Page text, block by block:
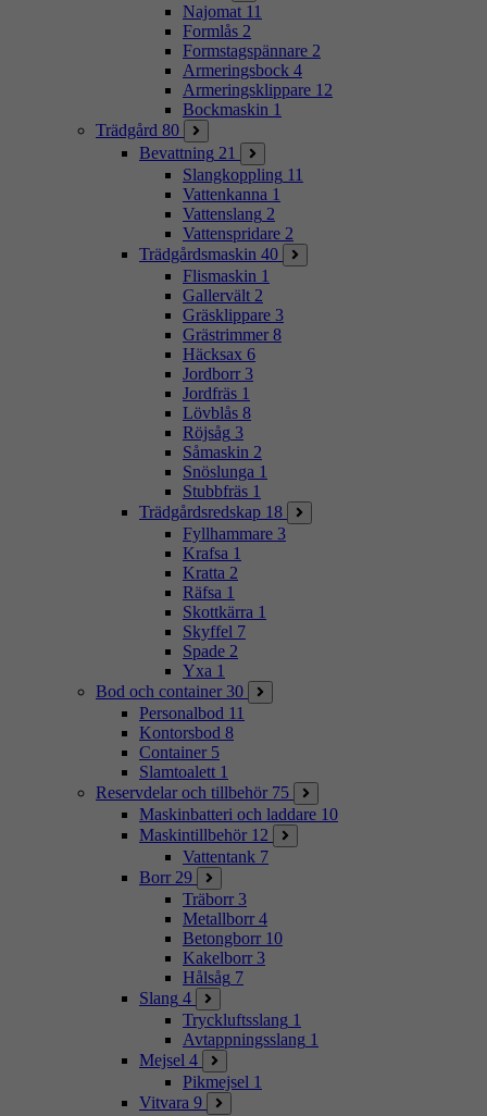
Najomat 11
Formlås 2
Formstagspännare 2
Armeringsbock 4
Armeringsklippare 12
Bockmaskin 1
Trädgård 80
Bevattning 21
Slangkoppling 11
Vattenkanna 1
Vattenslang 2
Vattenspridare 2
Trädgårdsmaskin 40
Flismaskin 1
Gallervält 2
Gräsklippare 3
Grästrimmer 8
Häcksax 6
Jordborr 3
Jordfräs 1
Lövblås 8
Röjsåg 3
Såmaskin 2
Snöslunga 1
Stubbfräs 1
Trädgårdsredskap 18
Fyllhammare 3
Krafsa 1
Kratta 2
Räfsa 1
Skottkärra 1
Skyffel 7
Spade 2
Yxa 1
Bod och container 30
Personalbod 11
Kontorsbod 8
Container 5
Slamtoalett 1
Reservdelar och tillbehör 75
Maskinbatteri och laddare 10
Maskintillbehör 12
Vattentank 7
Borr 29
Träborr 3
Metallborr 4
Betongborr 10
Kakelborr 3
Hålsåg 7
Slang 4
Tryckluftsslang 1
Avtappningsslang 1
Mejsel 4
Pikmejsel 1
Vitvara 9